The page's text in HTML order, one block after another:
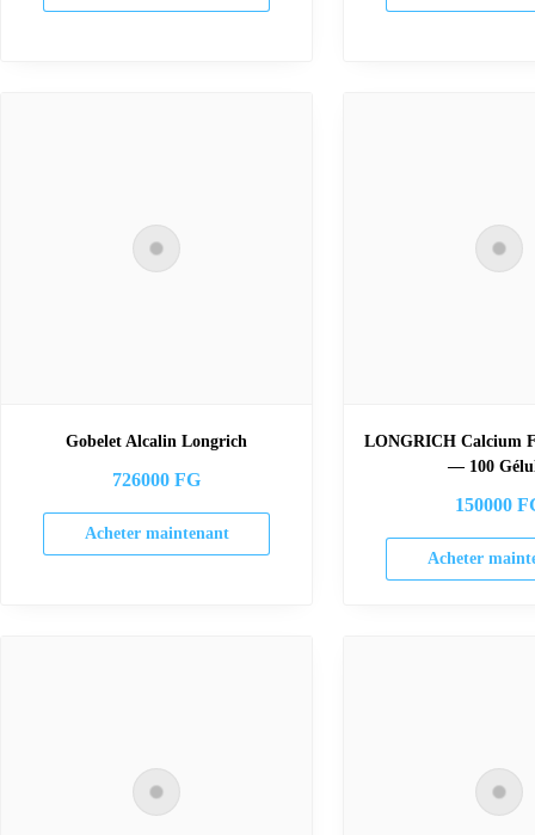
Gobelet Alcalin Longrich
726000 FG
Acheter maintenant
LONGRICH Calcium
— 100
150000
Acheter